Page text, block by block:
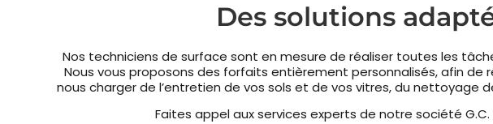
Des solutions
Nos techniciens de surface sont en mesure de réaliser toutes les
Nous vous proposons des forfaits entièrement personnalisés, afin
nous charger de l’entretien de vos sols et de vos vitres, du
Faites appel aux services experts de notre société